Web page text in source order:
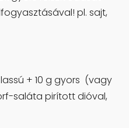
pl. sajt,
+ 10 g gyors (vagy
saláta pirított dióval,